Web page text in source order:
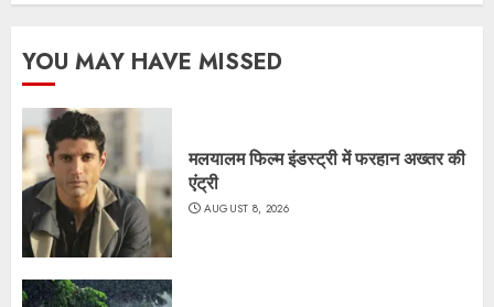
YOU MAY HAVE MISSED
मलयालम फिल्म इंडस्ट्री में फरहान अख्तर की
एंट्री
AUGUST 8, 2026